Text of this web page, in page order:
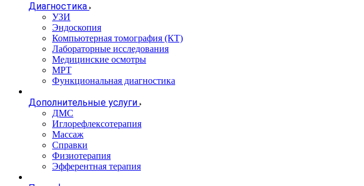
Диагностика
УЗИ
Эндоскопия
Компьютерная томография (КТ)
Лабораторные исследования
Медицинские осмотры
МРТ
Функциональная диагностика
Дополнительные услуги
ДМС
Иглорефлексотерапия
Массаж
Справки
Физиотерапия
Эфферентная терапия